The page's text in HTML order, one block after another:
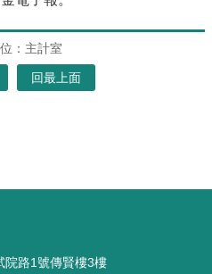
：主計室
回最上面
院路1號傳賢樓3樓